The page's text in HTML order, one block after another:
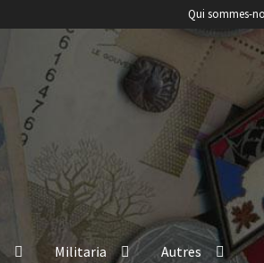
Qui sommes-
Militaria Autres